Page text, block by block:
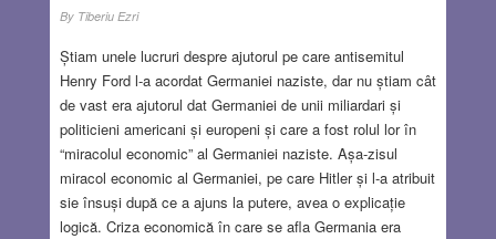
By Tiberiu Ezri
Știam unele lucruri despre ajutorul pe care antisemitul
Henry Ford l-a acordat Germaniei naziste, dar nu știam cât
de vast era ajutorul dat Germaniei de unii miliardari și
politicieni americani și europeni și care a fost rolul lor în
“miracolul economic” al Germaniei naziste. Așa-zisul
miracol economic al Germaniei, pe care Hitler și l-a atribuit
sie însuși după ce a ajuns la putere, avea o explicație
logică. Criza economică în care se afla Germania era